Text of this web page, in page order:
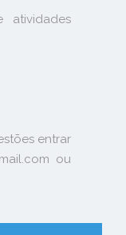
atividades
entrar
ou